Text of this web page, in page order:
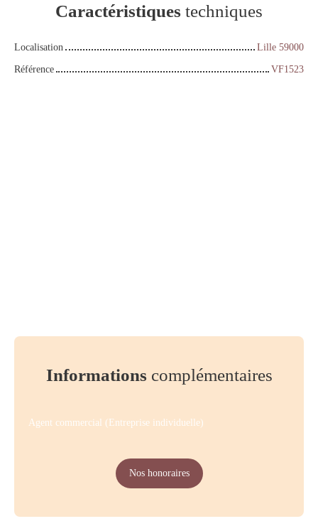
Caractéristiques techniques
Localisation
Lille 59000
Référence
VF1523
Informations complémentaires
Agent commercial (Entreprise individuelle)
Nos honoraires